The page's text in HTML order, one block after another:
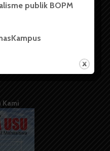
Kami
publik BOPM